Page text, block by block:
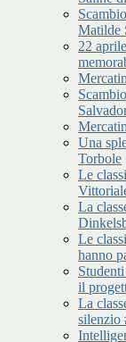
Matilde
22
Una
Torbole
Le
La
Le
hanno
il
La
silenzio